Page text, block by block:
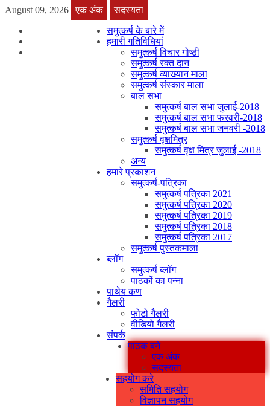
August 09, 2026 एक अंक
सदस्यता
समुत्कर्ष के बारे में
हमारी गतिविधियां
समुत्कर्ष विचार गोष्ठी
समुत्कर्ष रक्त दान
समुत्कर्ष व्याख्यान माला
समुत्कर्ष संस्कार माला
बाल सभा
समुत्कर्ष बाल सभा जुलाई-2018
समुत्कर्ष बाल सभा फरवरी-2018
समुत्कर्ष बाल सभा जनवरी -2018
समुत्कर्ष वृक्षमित्र
समुत्कर्ष वृक्ष मित्र जुलाई -2018
अन्य
हमारे प्रकाशन
समुत्कर्ष-पत्रिका
समुत्कर्ष पत्रिका 2021
समुत्कर्ष पत्रिका 2020
समुत्कर्ष पत्रिका 2019
समुत्कर्ष पत्रिका 2018
समुत्कर्ष पत्रिका 2017
समुत्कर्ष पुस्तकमाला
ब्लॉग
समुत्कर्ष ब्लॉग
पाठकों का पन्ना
पाथेय कण
गैलरी
फोटो गैलरी
वीडियो गैलरी
संपर्क
पाठक बने
एक अंक
सदस्यता
सहयोग करे
समिति सहयोग
विज्ञापन सहयोग